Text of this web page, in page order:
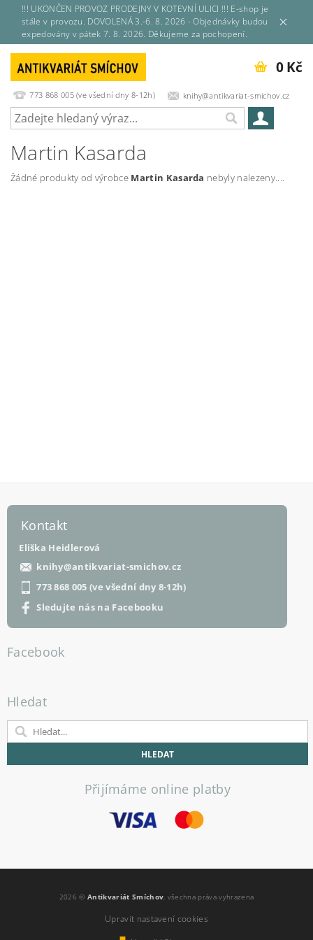
!!! UKONČEN PROVOZ PRODEJNY V KOTEVNÍ ULICI !!! E-shop je
stále v provozu. DOVOLENÁ 3.-6. 8. 2026 - Objednávky budou
expedovány v pátek 7. 8. 2026. Děkujeme za pochopení.
773 868 005 (ve všední dny 8-12h) knihy@antikvariat-smichov.cz
0 Kč
Martin Kasarda
Žádné produkty od výrobce Martin Kasarda nebyly nalezeny....
Kontakt
Eliška Heidlerová
knihy@antikvariat-smichov.cz
773 868 005 (ve všední dny 8-12h)
Sledujte nás na Facebooku
Facebook
Hledat
Přijímáme online platby
2026 ©Antikvariát Smíchov , všechna práva vyhrazena
Upravit nastavení cookies